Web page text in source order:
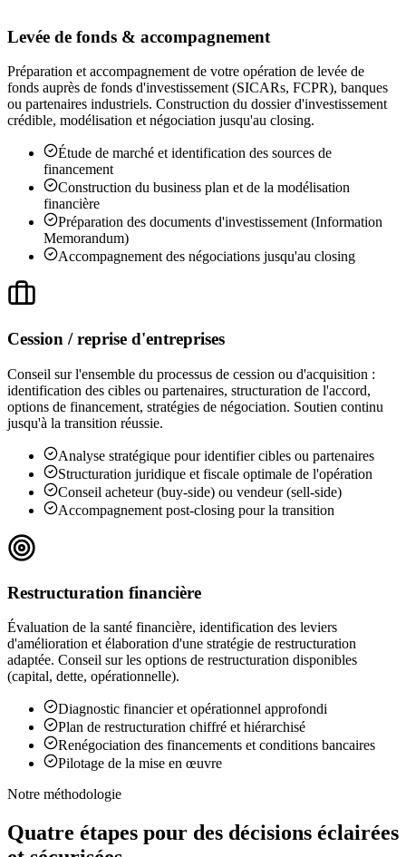
Levée de fonds & accompagnement
Préparation et accompagnement de votre opération de levée de
fonds auprès de fonds d'investissement (SICARs, FCPR), banques
ou partenaires industriels. Construction du dossier d'investissement
crédible, modélisation et négociation jusqu'au closing.
Étude de marché et identification des sources de
financement
Construction du business plan et de la modélisation
financière
Préparation des documents d'investissement (Information
Memorandum)
Accompagnement des négociations jusqu'au closing
Cession / reprise d'entreprises
Conseil sur l'ensemble du processus de cession ou d'acquisition :
identification des cibles ou partenaires, structuration de l'accord,
options de financement, stratégies de négociation. Soutien continu
jusqu'à la transition réussie.
Analyse stratégique pour identifier cibles ou partenaires
Structuration juridique et fiscale optimale de l'opération
Conseil acheteur (buy-side) ou vendeur (sell-side)
Accompagnement post-closing pour la transition
Restructuration financière
Évaluation de la santé financière, identification des leviers
d'amélioration et élaboration d'une stratégie de restructuration
adaptée. Conseil sur les options de restructuration disponibles
(capital, dette, opérationnelle).
Diagnostic financier et opérationnel approfondi
Plan de restructuration chiffré et hiérarchisé
Renégociation des financements et conditions bancaires
Pilotage de la mise en œuvre
Notre méthodologie
Quatre étapes pour des décisions éclairées